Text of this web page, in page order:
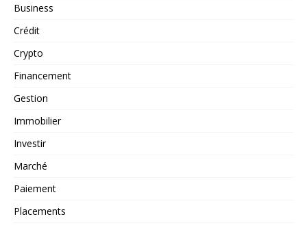
Business
Crédit
Crypto
Financement
Gestion
Immobilier
Investir
Marché
Paiement
Placements